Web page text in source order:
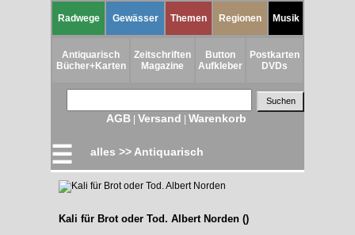
Radwege Gewässer Themen Regionen Musik
Antiquarisch
Bücher+Karten
Zeitschriften
Magazine
Button
Aufkleber
Postkarten
DVDs
AGB | Versand | Warenkorb
☰ alles >> Antiquarisch
Kali für Brot oder Tod. Albert Norden ()